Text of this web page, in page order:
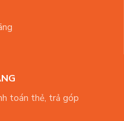
toán thẻ, trả góp